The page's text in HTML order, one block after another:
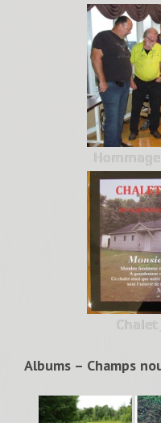
Chalet
Albums – Champs